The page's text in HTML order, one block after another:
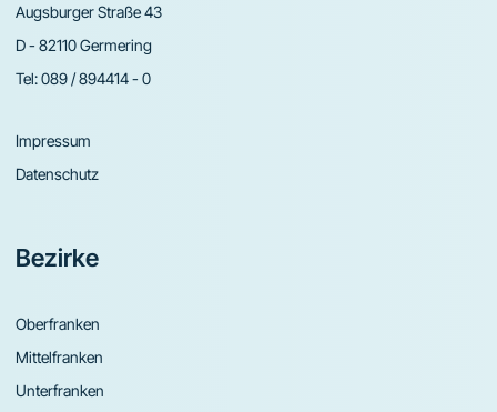
Augsburger Straße 43
D - 82110 Germering
Tel:089 / 894414 - 0
Impressum
Datenschutz
Bezirke
Oberfranken
Mittelfranken
Unterfranken